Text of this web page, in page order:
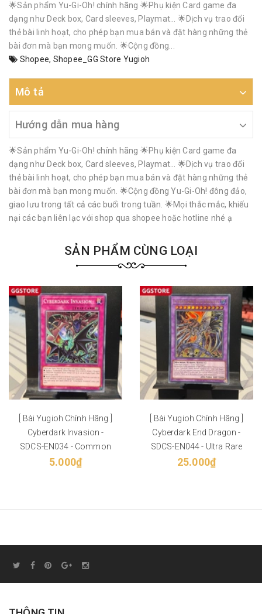
🌟Sản phẩm Yu-Gi-Oh! chính hãng 🌟Phụ kiện Card game đa
dạng như Deck box, Card sleeves, Playmat… 🌟Dịch vụ trao đổi
thẻ bài linh hoạt, cho phép bạn mua bán và đặt hàng những thẻ
bài đơn mà bạn mong muốn. 🌟Cộng đồng...
Shopee, Shopee_GG Store Yugioh
Mô tả
Hướng dẫn mua hàng
🌟Sản phẩm Yu-Gi-Oh! chính hãng 🌟Phụ kiện Card game đa
dạng như Deck box, Card sleeves, Playmat… 🌟Dịch vụ trao đổi
thẻ bài linh hoạt, cho phép bạn mua bán và đặt hàng những thẻ
bài đơn mà bạn mong muốn. 🌟Cộng đồng Yu-Gi-Oh! đông đảo,
giao lưu trong tất cả các buổi trong tuần. 🌟Mọi thắc mắc, khiếu
nại các bạn liên lạc với shop qua shopee hoặc hotline nhé ạ
SẢN PHẨM CÙNG LOẠI
[ Bài Yugioh Chính Hãng ]
Cyberdark Invasion -
SDCS-EN034 - Common
5.000₫
[ Bài Yugioh Chính Hãng ]
Cyberdark End Dragon -
SDCS-EN044 - Ultra Rare
25.000₫